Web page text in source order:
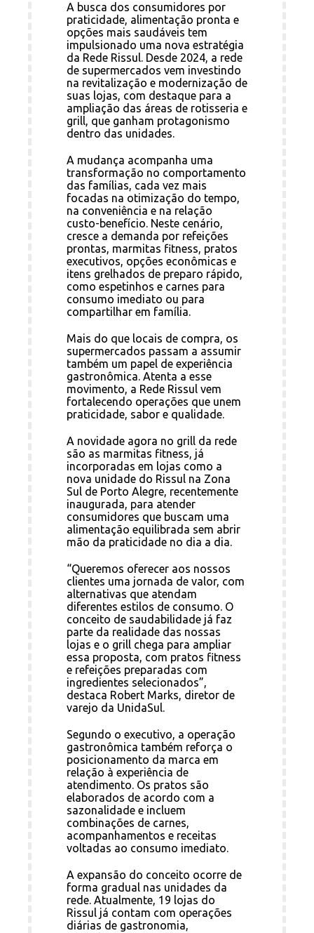
A busca dos consumidores por
praticidade, alimentação pronta e
opções mais saudáveis tem
impulsionado uma nova estratégia
da Rede Rissul. Desde 2024, a rede
de supermercados vem investindo
na revitalização e modernização de
suas lojas, com destaque para a
ampliação das áreas de rotisseria e
grill, que ganham protagonismo
dentro das unidades.
A mudança acompanha uma
transformação no comportamento
das famílias, cada vez mais
focadas na otimização do tempo,
na conveniência e na relação
custo-benefício. Neste cenário,
cresce a demanda por refeições
prontas, marmitas fitness, pratos
executivos, opções econômicas e
itens grelhados de preparo rápido,
como espetinhos e carnes para
consumo imediato ou para
compartilhar em família.
Mais do que locais de compra, os
supermercados passam a assumir
também um papel de experiência
gastronômica. Atenta a esse
movimento, a Rede Rissul vem
fortalecendo operações que unem
praticidade, sabor e qualidade.
A novidade agora no grill da rede
são as marmitas fitness, já
incorporadas em lojas como a
nova unidade do Rissul na Zona
Sul de Porto Alegre, recentemente
inaugurada, para atender
consumidores que buscam uma
alimentação equilibrada sem abrir
mão da praticidade no dia a dia.
“Queremos oferecer aos nossos
clientes uma jornada de valor, com
alternativas que atendam
diferentes estilos de consumo. O
conceito de saudabilidade já faz
parte da realidade das nossas
lojas e o grill chega para ampliar
essa proposta, com pratos fitness
e refeições preparadas com
ingredientes selecionados”,
destaca Robert Marks, diretor de
varejo da UnidaSul.
Segundo o executivo, a operação
gastronômica também reforça o
posicionamento da marca em
relação à experiência de
atendimento. Os pratos são
elaborados de acordo com a
sazonalidade e incluem
combinações de carnes,
acompanhamentos e receitas
voltadas ao consumo imediato.
A expansão do conceito ocorre de
forma gradual nas unidades da
rede. Atualmente, 19 lojas do
Rissul já contam com operações
diárias de gastronomia,